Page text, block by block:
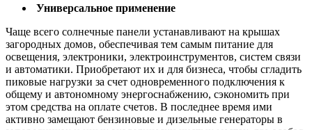
Универсальное применение
Чаще всего солнечные панели устанавливают на крышах
загородных домов, обеспечивая тем самым питание для
освещения, электроники, электроинструментов, систем связи
и автоматики. Приобретают их и для бизнеса, чтобы сгладить
пиковые нагрузки за счет одновременного подключения к
общему и автономному энергоснабжению, сэкономить при
этом средства на оплате счетов. В последнее время ими
активно замещают бензиновые и дизельные генераторы в